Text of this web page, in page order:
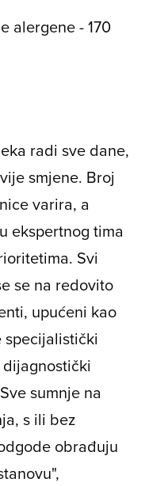
alergene - 170
radi sve dane,
smjene. Broj
varira, a
ekspertnog tima
Svi
se na redovito
upućeni kao
sumnje na
s ili bez
obrađuju